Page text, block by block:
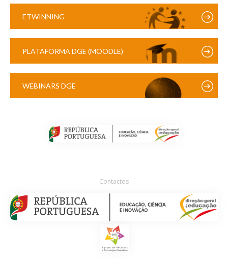
ETWINNING
PLATAFORMA DGE (MOODLE)
WEBINARS DGE
Contactos